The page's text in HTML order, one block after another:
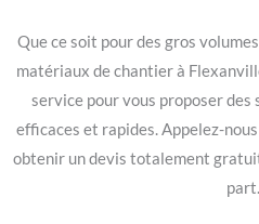
Que ce soit pour des gros
matériaux de chantier à
service pour vous proposer
efficaces et rapides. Appelez-
obtenir un devis totalement
part.